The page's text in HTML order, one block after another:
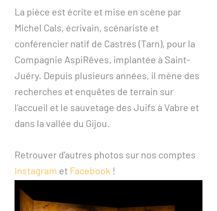
La pièce est écrite et mise en scène par
Michel Cals, écrivain, scénariste et
conférencier natif de Castres (Tarn), pour la
Compagnie AspiRêves, implantée à Saint-
Juéry. Depuis plusieurs années, il mène des
recherches et enquêtes de terrain sur
l’accueil et le sauvetage des Juifs à Vabre et
dans la vallée du Gijou.
Retrouver d’autres photos sur nos comptes
Instagram et Facebook !